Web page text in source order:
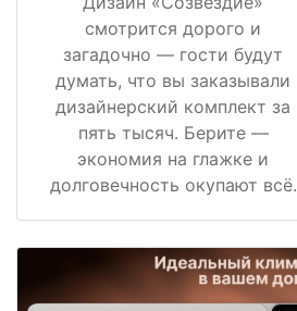
смотрится дорого и
загадочно — гости будут
думать, что вы заказывали
дизайнерский комплект за
пять тысяч. Берите —
экономия на глажке и
долговечность окупают всё.